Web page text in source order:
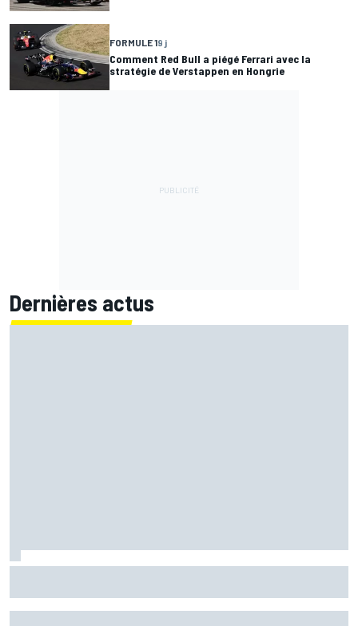
FORMULE 19 j
Comment Red Bull a piégé Ferrari avec la
stratégie de Verstappen en Hongrie
Dernières actus